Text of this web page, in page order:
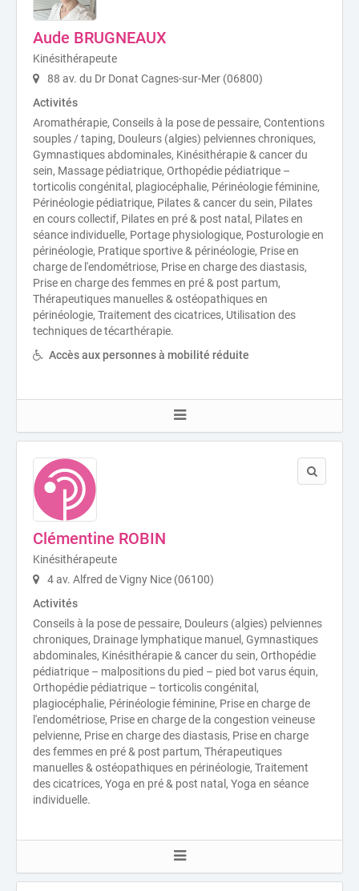
Aude BRUGNEAUX
Kinésithérapeute
88 av. du Dr Donat Cagnes-sur-Mer (06800)
Activités
Aromathérapie, Conseils à la pose de pessaire, Contentions
souples / taping, Douleurs (algies) pelviennes chroniques,
Gymnastiques abdominales, Kinésithérapie & cancer du
sein, Massage pédiatrique, Orthopédie pédiatrique –
torticolis congénital, plagiocéphalie, Périnéologie féminine,
Périnéologie pédiatrique, Pilates & cancer du sein, Pilates
en cours collectif, Pilates en pré & post natal, Pilates en
séance individuelle, Portage physiologique, Posturologie en
périnéologie, Pratique sportive & périnéologie, Prise en
charge de l'endométriose, Prise en charge des diastasis,
Prise en charge des femmes en pré & post partum,
Thérapeutiques manuelles & ostéopathiques en
périnéologie, Traitement des cicatrices, Utilisation des
techniques de técarthérapie.
Accès aux personnes à mobilité réduite
Clémentine ROBIN
Kinésithérapeute
4 av. Alfred de Vigny Nice (06100)
Activités
Conseils à la pose de pessaire, Douleurs (algies) pelviennes
chroniques, Drainage lymphatique manuel, Gymnastiques
abdominales, Kinésithérapie & cancer du sein, Orthopédie
pédiatrique – malpositions du pied – pied bot varus équin,
Orthopédie pédiatrique – torticolis congénital,
plagiocéphalie, Périnéologie féminine, Prise en charge de
l'endométriose, Prise en charge de la congestion veineuse
pelvienne, Prise en charge des diastasis, Prise en charge
des femmes en pré & post partum, Thérapeutiques
manuelles & ostéopathiques en périnéologie, Traitement
des cicatrices, Yoga en pré & post natal, Yoga en séance
individuelle.